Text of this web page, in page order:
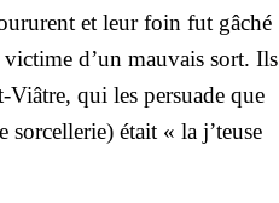
et leur foin fut gâché
d’un mau­vais sort. Ils
qui les per­suade que
était « la j’teuse